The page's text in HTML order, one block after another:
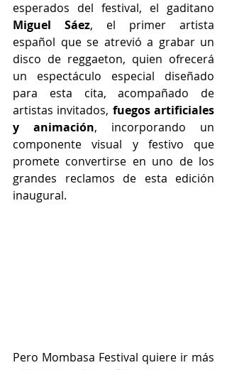
Miguel Sáez, el primer artista
español que se atrevió a grabar un
disco de reggaeton, quien ofrecerá
un espectáculo especial diseñado
para esta cita, acompañado de
artistas invitados, fuegos artificiales
y animación, incorporando un
componente visual y festivo que
promete convertirse en uno de los
grandes reclamos de esta edición
inaugural.
Pero Mombasa Festival quiere ir más